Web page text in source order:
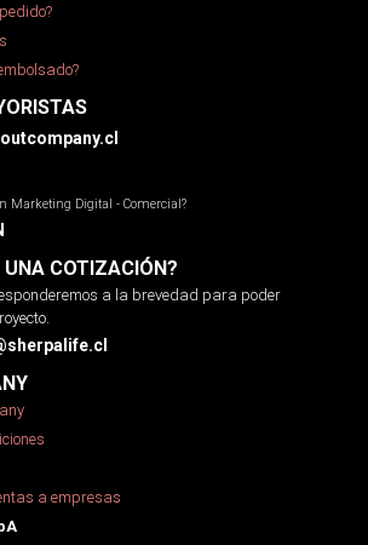
Marketing Digital - Comercial?
UNA COTIZACIÓN?
a la brevedad para poder
a empresas